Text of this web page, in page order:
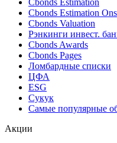
Ближайшие
Поиск котировок
Best bid/ask
Cbonds Estimation
Cbonds Estimation
Cbonds Valuation
Рэнкинги инвест.
Cbonds Awards
Cbonds Pages
Ломбардные списки
ESG